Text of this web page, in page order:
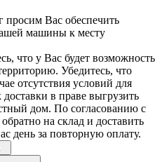
просим Вас обеспечить
машины к месту
что у Вас будет возможность
Убедитесь, что
отсутствия условий для
в праве выгрузить
дом. По согласованию с
на склад и доставить
день за повторную оплату.